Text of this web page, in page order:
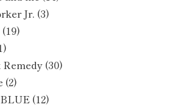
Jr. (3)
(19)
Remedy (30)
(2)
(12)